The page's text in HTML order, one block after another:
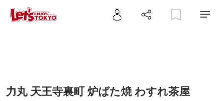
力丸 天王寺裏町 炉ばた焼 わすれ茶屋